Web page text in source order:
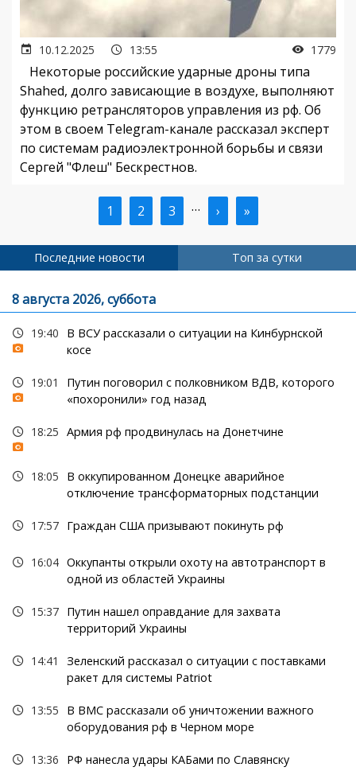
10.12.2025 13:55 1779
Некоторые российские ударные дроны типа
Shahed, долго зависающие в воздухе, выполняют
функцию ретрансляторов управления из рф. Об
этом в своем Telegram-канале рассказал эксперт
по системам радиоэлектронной борьбы и связи
Сергей "Флеш" Бескрестнов.
Текущая
страница
1 Страница
2 Страница
3 … Следующая
страница
› Последняя
страница
»
Последние новости Топ за сутки
8 августа 2026, суббота
19:40
В ВСУ рассказали о ситуации на Кинбурнской
косе
19:01
Путин поговорил с полковником ВДВ, которого
«похоронили» год назад
18:25 Армия рф продвинулась на Донетчине
18:05
В оккупированном Донецке аварийное
отключение трансформаторных подстанции
17:57 Граждан США призывают покинуть рф
16:04 Оккупанты открыли охоту на автотранспорт в
одной из областей Украины
15:37 Путин нашел оправдание для захвата
территорий Украины
14:41
Зеленский рассказал о ситуации с поставками
ракет для системы Patriot
13:55
В ВМС рассказали об уничтожении важного
оборудования рф в Черном море
13:36 РФ нанесла удары КАБами по Славянску